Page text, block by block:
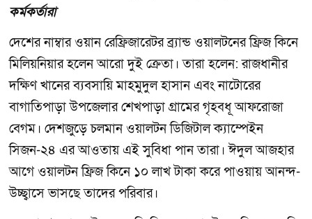
কর্মকর্তারা
দেশের নাম্বার ওয়ান রেফ্রিজারেটর ব্র্যান্ড ওয়ালটনের ফ্রিজ কিনে
মিলিয়নিয়ার হলেন আরো দুই ক্রেতা। তারা হলেন: রাজধানীর
দক্ষিণ খানের ব্যবসায়ি মাহমুদুল হাসান এবং নাটোরের
বাগাতিপাড়া উপজেলার শেখপাড়া গ্রামের গৃহবধূ আফরোজা
বেগম। দেশজুড়ে চলমান ওয়ালটন ডিজিটাল ক্যাম্পেইন
সিজন-২৪ এর আওতায় এই সুবিধা পান তারা। ঈদুল আজহার
আগে ওয়ালটন ফ্রিজ কিনে ১০ লাখ টাকা করে পাওয়ায় আনন্দ-
উচ্ছ্বাসে ভাসছে তাদের পরিবার।